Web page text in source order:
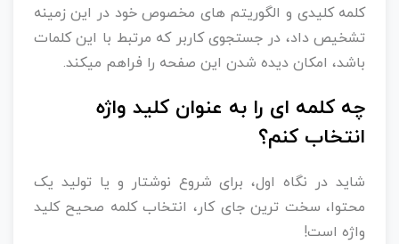
کلمه کلیدی و الگوریتم های مخصوص خود در این زمینه
تشخیص داد، در جستجوی کاربر که مرتبط با این کلمات
باشد، امکان دیده شدن این صفحه را فراهم میکند.
چه کلمه ای را به عنوان کلید واژه
انتخاب کنم؟
شاید در نگاه اول، برای شروع نوشتار و یا تولید یک
محتوا، سخت ترین جای کار، انتخاب کلمه صحیح کلید
واژه است!